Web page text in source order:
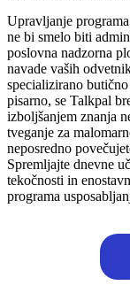
Upravljanje
ne bi smelo biti
poslovna nadzorna
navade vaših
specializirano
pisarno, se Talkpal
izboljšanjem znanja
tveganje za
neposredno
Spremljajte dnevne
tekočnosti in
programa